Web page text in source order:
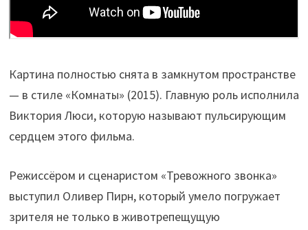
Картина полностью снята в замкнутом пространстве
— в стиле «Комнаты» (2015). Главную роль исполнила
Виктория Люси, которую называют пульсирующим
сердцем этого фильма.
Режиссёром и сценаристом «Тревожного звонка»
выступил Оливер Пирн, который умело погружает
зрителя не только в животрепещущую